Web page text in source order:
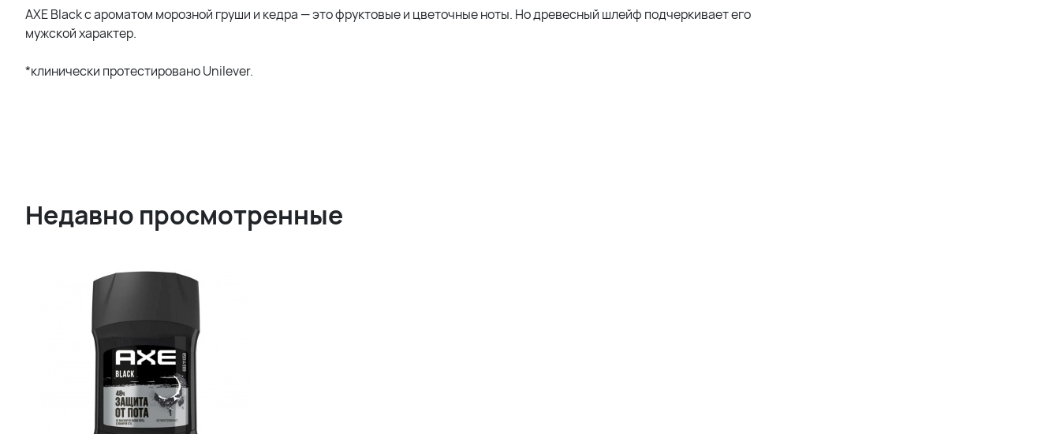
AXE Black с ароматом морозной груши и кедра — это фруктовые и цветочные ноты. Но древесный шлейф подчеркивает его
мужской характер.
*клинически протестировано Unilever.
Недавно просмотренные